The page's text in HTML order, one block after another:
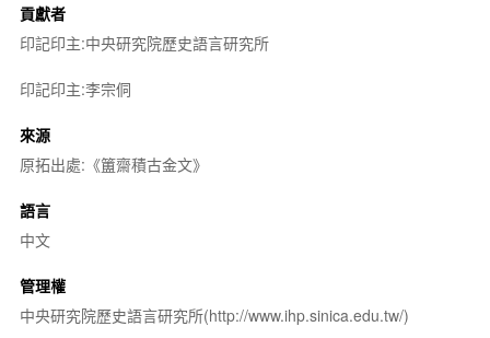
貢獻者
印記印主:中央研究院歷史語言研究所
印記印主:李宗侗
來源
原拓出處:《簠齋積古金文》
語言
中文
管理權
中央研究院歷史語言研究所(http://www.ihp.sinica.edu.tw/)